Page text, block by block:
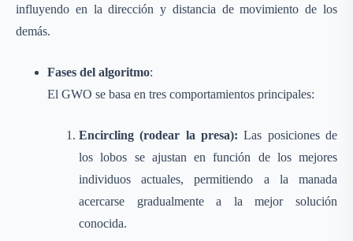
influyendo en la dirección y distancia de movimiento de los
demás.
Fases del algoritmo:
El GWO se basa en tres comportamientos principales:
Encircling (rodear la presa):Las posiciones de
los lobos se ajustan en función de los mejores
individuos actuales, permitiendo a la manada
acercarse gradualmente a la mejor solución
conocida.